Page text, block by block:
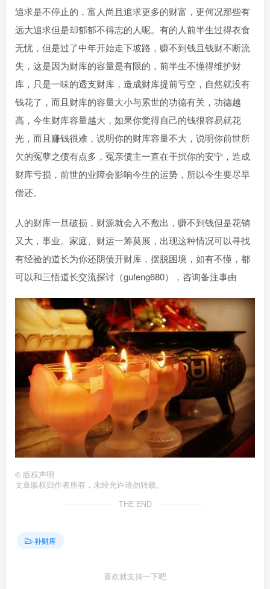
追求是不停止的，富人尚且追求更多的财富，更何况那些有
远大追求但是却郁郁不得志的人呢。有的人前半生过得衣食
无忧，但是过了中年开始走下坡路，赚不到钱且钱财不断流
失，这是因为财库的容量是有限的，前半生不懂得维护财
库，只是一味的透支财库，造成财库提前亏空，自然就没有
钱花了，而且财库的容量大小与累世的功德有关，功德越
高，今生财库容量越大，如果你觉得自己的钱很容易就花
光，而且赚钱很难，说明你的财库容量不大，说明你前世所
欠的冤孽之债有点多，冤亲债主一直在干扰你的安宁，造成
财库亏损，前世的业障会影响今生的运势，所以今生要尽早
偿还。
人的财库一旦破损，财源就会入不敷出，赚不到钱但是花销
又大，事业。家庭、财运一筹莫展，出现这种情况可以寻找
有经验的道长为你还阴债开财库，摆脱困境，如有不懂，都
可以和三悟道长交流探讨（gufeng680），咨询备注事由
© 版权声明
文章版权归作者所有，未经允许请勿转载。
THE END
补财库
喜欢就支持一下吧